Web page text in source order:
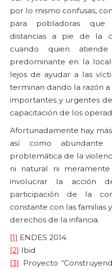
por lo mismo confusas,
para pobladoras que
distancias a pie de la
cuando quien
predominante en la
lejos de ayudar a las
terminan dando la razón
importantes y urgentes
capacitación de los
Afortunadamente hay
así como
problemática de la
ni natural ni
involucrar la acción
participación de la
constante con las familias
derechos de la infancia.
[1] ENDES 2014
[2] Ibid
[3] Proyecto